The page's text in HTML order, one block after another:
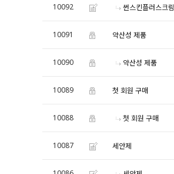
10092 썬스킨플러스크림
10091 약산성 제품
10090 약산성 제품
10089 첫 회원 구매
10088 첫 회원 구매
10087 세안제